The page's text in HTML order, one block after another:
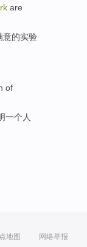
are
意的实验
of
一个人
地图 网络举报